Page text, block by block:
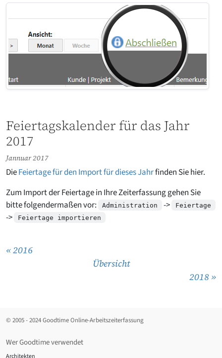
Feiertagskalender für das Jahr
2017
Jannuar 2017
DieFeiertage für den Import für dieses Jahrfinden Sie hier.
Zum Import der Feiertage in Ihre Zeiterfassung gehen Sie
bitte folgendermaßen vor:
Administration -> Feiertage
-> Feiertage importieren
« 2016
Übersicht
2018 »
© 2005 - 2024 Goodtime Online-Arbeitszeiterfassung
Wer Goodtime verwendet
Architekten